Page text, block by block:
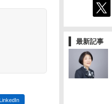
最新記事
LinkedIn